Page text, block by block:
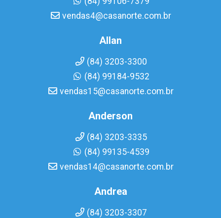
vendas4@casanorte.com.br
Allan
(84) 3203-3300
(84) 99184-9532
vendas15@casanorte.com.br
Anderson
(84) 3203-3335
(84) 99135-4539
vendas14@casanorte.com.br
Andrea
(84) 3203-3307